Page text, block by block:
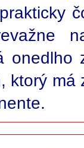
onedlho
ktorý